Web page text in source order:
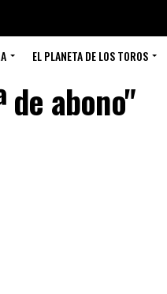
EL PLANETA DE LOS TOROS
abono"